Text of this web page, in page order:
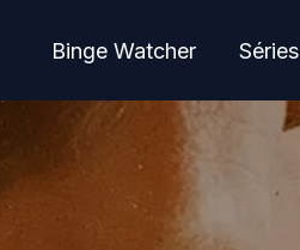
Binge Watcher Séries